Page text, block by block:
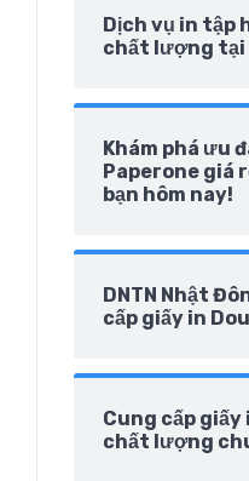
Dịch vụ in tập
chất lượng tại
Khám phá ưu
Paperone giá
bạn hôm nay!
DNTN Nhật
cấp giấy in
Cung cấp giấy
chất lượng